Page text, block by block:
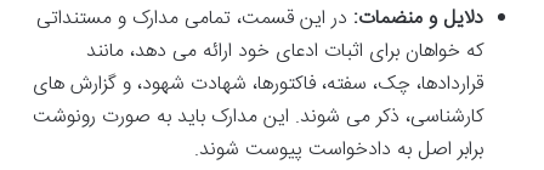
دلایل و منضمات: در این قسمت، تمامی مدارک و مستنداتی
که خواهان برای اثبات ادعای خود ارائه می دهد، مانند
قراردادها، چک، سفته، فاکتورها، شهادت شهود، و گزارش های
کارشناسی، ذکر می شوند. این مدارک باید به صورت رونوشت
برابر اصل به دادخواست پیوست شوند.